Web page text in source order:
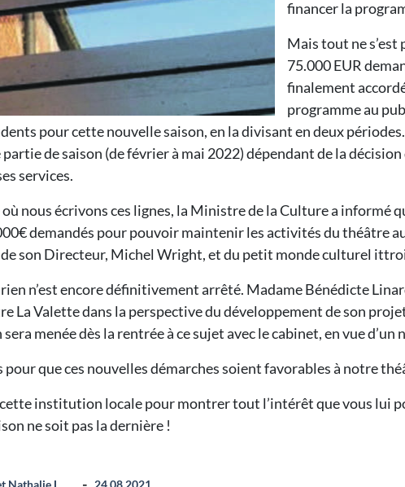
financer la
Mais tout ne s’est
75.000 EUR
finalement
programme au
pour cette nouvelle saison, en la divisant en deux
de saison (de février à mai 2022) dépendant de la
services.
nous écrivons ces lignes, la Ministre de la Culture a
demandés pour pouvoir maintenir les activités du théâtre
son Directeur, Michel Wright, et du petit monde culturel
n’est encore définitivement arrêté. Madame Bénédicte
La Valette dans la perspective du développement de son
menée dès la rentrée à ce sujet avec le cabinet, en vue
que ces nouvelles démarches soient favorables à notre
institution locale pour montrer tout l’intérêt que vous lui
ne soit pas la dernière !
Lourtie 24.08.2021